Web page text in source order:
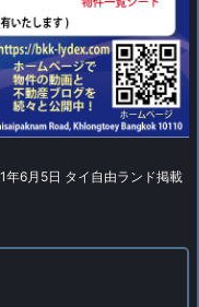
年6月5日 タイ自由ランド掲載